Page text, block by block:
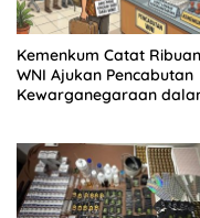
Kemenkum Catat Ribuan
WNI Ajukan Pencabutan
Kewarganegaraan